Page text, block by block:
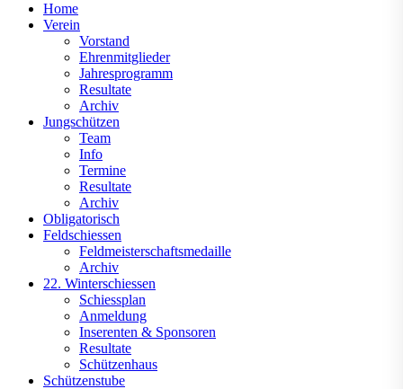
Home
Verein
Vorstand
Ehrenmitglieder
Jahresprogramm
Resultate
Archiv
Jungschützen
Team
Info
Termine
Resultate
Archiv
Obligatorisch
Feldschiessen
Feldmeisterschaftsmedaille
Archiv
22. Winterschiessen
Schiessplan
Anmeldung
Inserenten & Sponsoren
Resultate
Schützenhaus
Schützenstube